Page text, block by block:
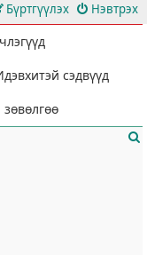
Нэвтрэх
Бүртгүүлэх
сэдвүүд